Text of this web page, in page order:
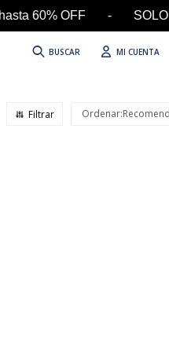
60% OFF - SOLO